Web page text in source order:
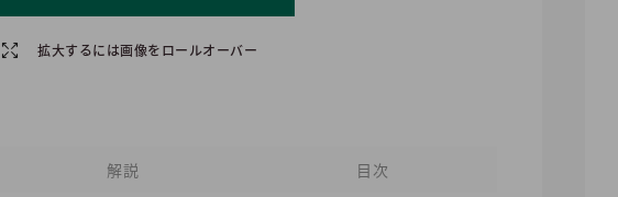
拡大するには画像をロールオーバー
解説 目次